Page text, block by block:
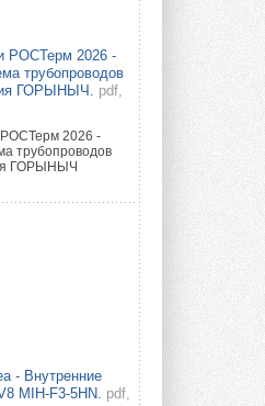
РОСТерм 2026 -
трубопроводов
ГОРЫНЫЧ.
pdf,
РОСТерм 2026 -
трубопроводов
ГОРЫНЫЧ
- Внутренние
MIH-F3-5HN.
pdf,